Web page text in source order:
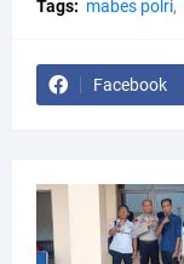
Tags: mabes polri
Facebook